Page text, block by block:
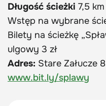
Długość ścieżki 7,5 km
Wstęp na wybrane
Bilety na ścieżkę
ulgowy 3 zł
Adres: Stare Załucze
www.bit.ly/splawy